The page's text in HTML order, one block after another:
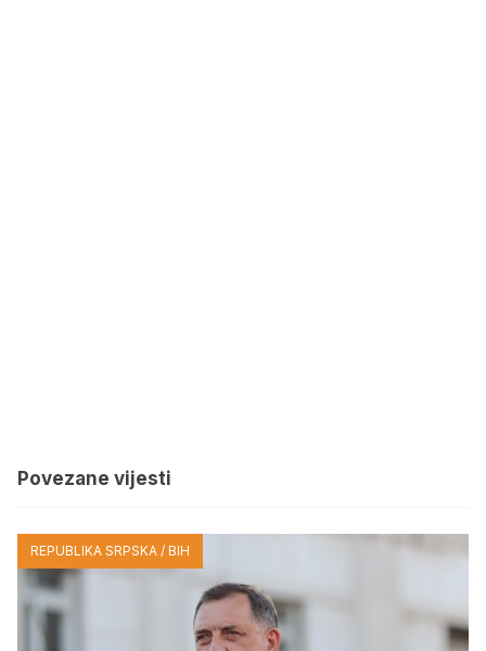
Povezane vijesti
REPUBLIKA SRPSKA / BIH